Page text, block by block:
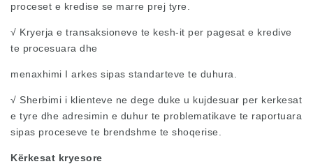
proceset e kredise se marre prej tyre.
√ Kryerja e transaksioneve te kesh-it per pagesat e kredive
te procesuara dhe
menaxhimi I arkes sipas standarteve te duhura.
√ Sherbimi i klienteve ne dege duke u kujdesuar per kerkesat
e tyre dhe adresimin e duhur te problematikave te raportuara
sipas proceseve te brendshme te shoqerise.
Kërkesat kryesore